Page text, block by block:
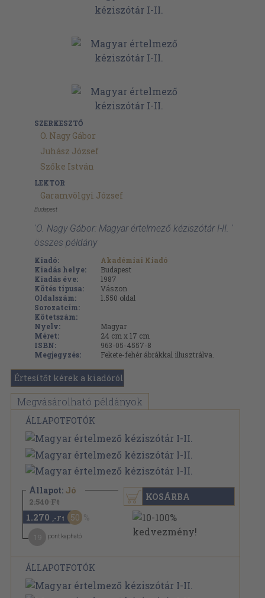
SZERKESZTŐ
O. Nagy Gábor
Juhász József
Szőke István
LEKTOR
Garamvölgyi József
Budapest
'O. Nagy Gábor: Magyar értelmező kéziszótár I-II. '
összes példány
Kiadó:
Akadémiai Kiadó
Kiadás helye:
Budapest
Kiadás éve:
1987
Kötés típusa:
Vászon
Oldalszám:
1.550 oldal
Sorozatcím:
Kötetszám:
Nyelv:
Magyar
Méret:
24 cm x 17 cm
ISBN:
963-05-4557-8
Megjegyzés:
Fekete-fehér ábrákkal illusztrálva.
Értesítőt kérek a kiadóról
Megvásárolható példányok
ÁLLAPOTFOTÓK
Állapot: Jó
2.540 Ft
1.270 ,-Ft 50
pont kapható
KOSÁRBA
ÁLLAPOTFOTÓK